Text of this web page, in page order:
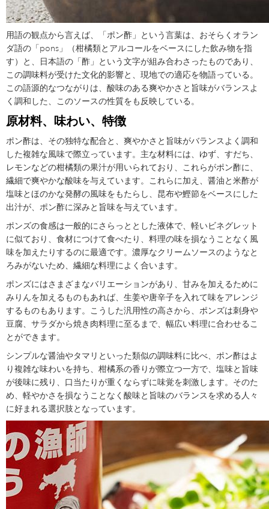
用語の観点から言えば、「ポン酢」という言葉は、おそらくオラン
ダ語の「pons」（柑橘類とアルコールをベースにした飲み物を指
す）と、日本語の「酢」という文字が組み合わさったものであり、
この調味料が受けた文化的影響と、現地での適応を物語っている。
この語源的なつながりは、酸味のある爽やかさと旨味がバランスよ
く調和した、このソースの性質をも反映している。
原材料、味わい、特徴
ポン酢は、その独特な配合と、爽やかさと旨味がバランスよく調和
した複雑な風味で際立っています。主な材料には、ゆず、すだち、
レモンなどの柑橘類の果汁が用いられており、これらがポン酢に、
繊細で爽やかな酸味を与えています。これらに加え、醤油と米酢が
塩味とほのかな発酵の風味をもたらし、昆布や鰹節をベースにした
出汁が、ポン酢に深みと旨味を与えています。
ポンズの食感は一般的にさらっととした液体で、軽いビネグレット
に似ており、食材につけて食べたり、料理の味を損なうことなく風
味を加えたりするのに最適です。濃厚なクリームソースのようなと
ろみがないため、繊細な料理によく合います。
ポンズにはさまざまなバリエーションがあり、甘みを加えるために
みりんを加えるものもあれば、生姜や唐辛子を入れて味をアレンジ
するものもあります。こうした汎用性の高さから、ポンズは刺身や
豆腐、サラダから焼き肉料理に至るまで、幅広い料理に合わせるこ
とができます。
シンプルな醤油やタマリといった類似の調味料に比べ、ポン酢はよ
り複雑な味わいを持ち、柑橘系の香りが際立つ一方で、塩味と旨味
が後味に残り、口当たりが重くならずに味覚を刺激します。そのた
め、軽やかさを損なうことなく酸味と旨味のバランスを求める人々
に好まれる選択肢となっています。